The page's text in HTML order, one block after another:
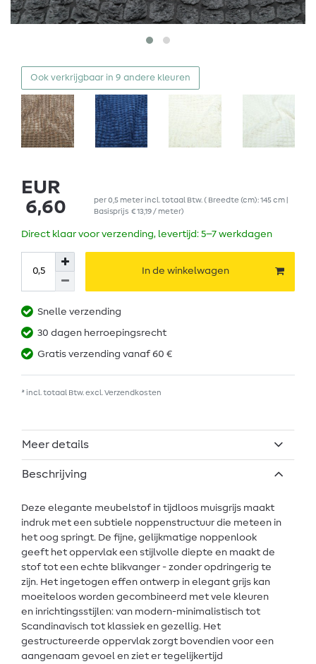
Ook verkrijgbaar in 9 andere kleuren
EUR
6,60
per0,5 meterincl. totaal Btw. ( Breedte (cm): 145 cm |
Basisprijs € 13,19 / meter)
Direct klaar voor verzending, levertijd: 5–7 werkdagen
In de winkelwagen
Snelle verzending
30 dagen herroepingsrecht
Gratis verzending vanaf 60 €
* incl. totaal Btw. excl. Verzendkosten
Meer details
Beschrijving
Deze elegante meubelstof in tijdloos muisgrijs maakt
indruk met een subtiele noppenstructuur die meteen in
het oog springt. De fijne, gelijkmatige noppenlook
geeft het oppervlak een stijlvolle diepte en maakt de
stof tot een echte blikvanger - zonder opdringerig te
zijn. Het ingetogen effen ontwerp in elegant grijs kan
moeiteloos worden gecombineerd met vele kleuren
en inrichtingsstijlen: van modern-minimalistisch tot
Scandinavisch tot klassiek en gezellig. Het
gestructureerde oppervlak zorgt bovendien voor een
aangenaam gevoel en ziet er tegelijkertijd